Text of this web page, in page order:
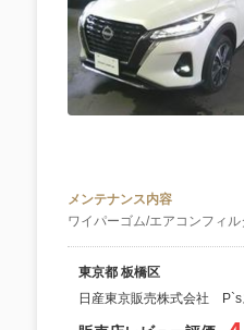
メンテナンス内容
ワイパーゴム/エアコンフィ
東京都 板橋区
日産東京販売株式会社 P`s